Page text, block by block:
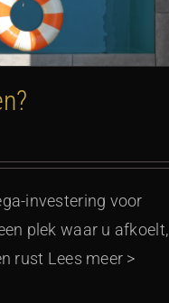
investering voor
plek waar u afkoelt,
rust Lees meer >